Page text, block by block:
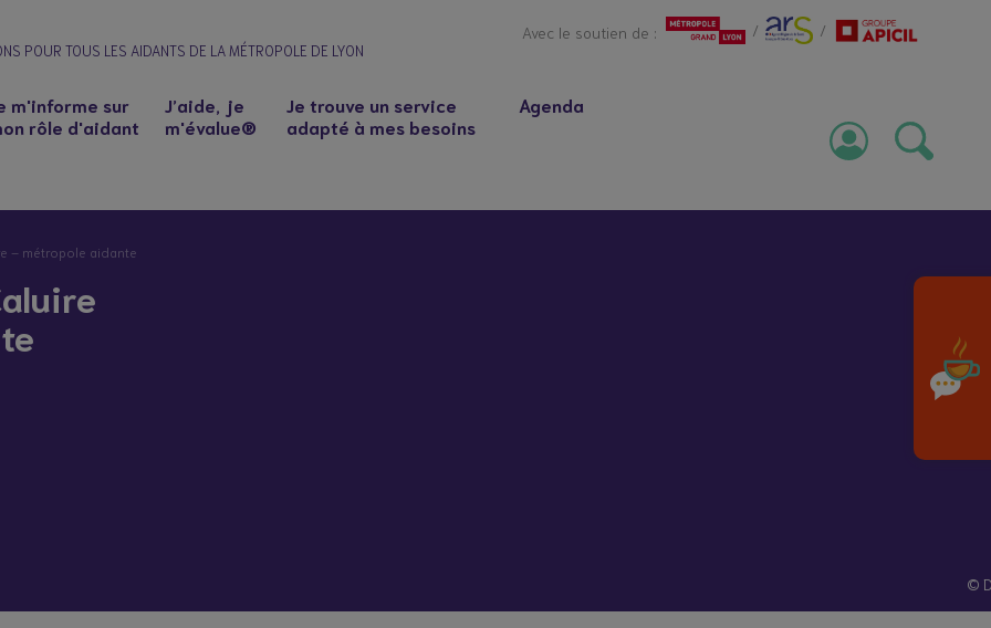
POUR TOUS LES AIDANTS DE LA MÉTROPOLE DE LYON
m'informe sur
rôle d'aidant
J’aide, je
m'évalue®
Je trouve un service
adapté à mes besoins
et social
Agenda
Avec le soutien de : / /
– métropole aidante
©